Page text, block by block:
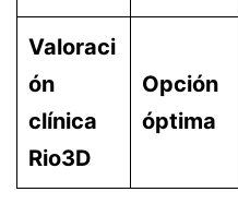
Valoraci
ón
clínica
Rio3D
Opción
óptima